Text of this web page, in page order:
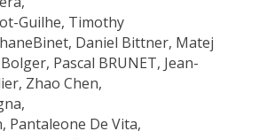
Guilhe, Timothy
Binet, Daniel Bittner, Matej
Bolger, Pascal BRUNET, Jean-
Zhao Chen,
,
, Pantaleone De Vita,